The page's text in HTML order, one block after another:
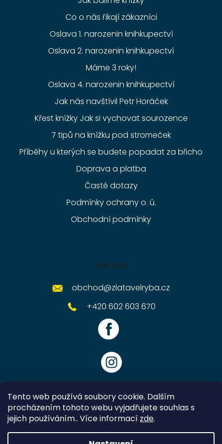
Tento web používá soubory cookie. Dalším
procházením tohoto webu vyjadřujete souhlas s
jejich používáním.. Více informací zde.
Co o nás říkají zákazníci
Oslava 1. narozenin knihkupectví
Oslava 2. narozenin knihkupectví
Máme 3 roky!
Oslava 4. narozenin knihkupectví
Jak nás navštívil Petr Horáček
Křest knížky Jak si vychovat sourozence
7 tipů na knížku pod stromeček
Příběhy u kterých se budete popadat za břicho
Doprava a platba
Časté dotazy
Podmínky ochrany o. ú.
Obchodní podmínky
Kontakt
obchod@zlatavelryba.cz
+420 602 603 670
Vytvořil Shoptet